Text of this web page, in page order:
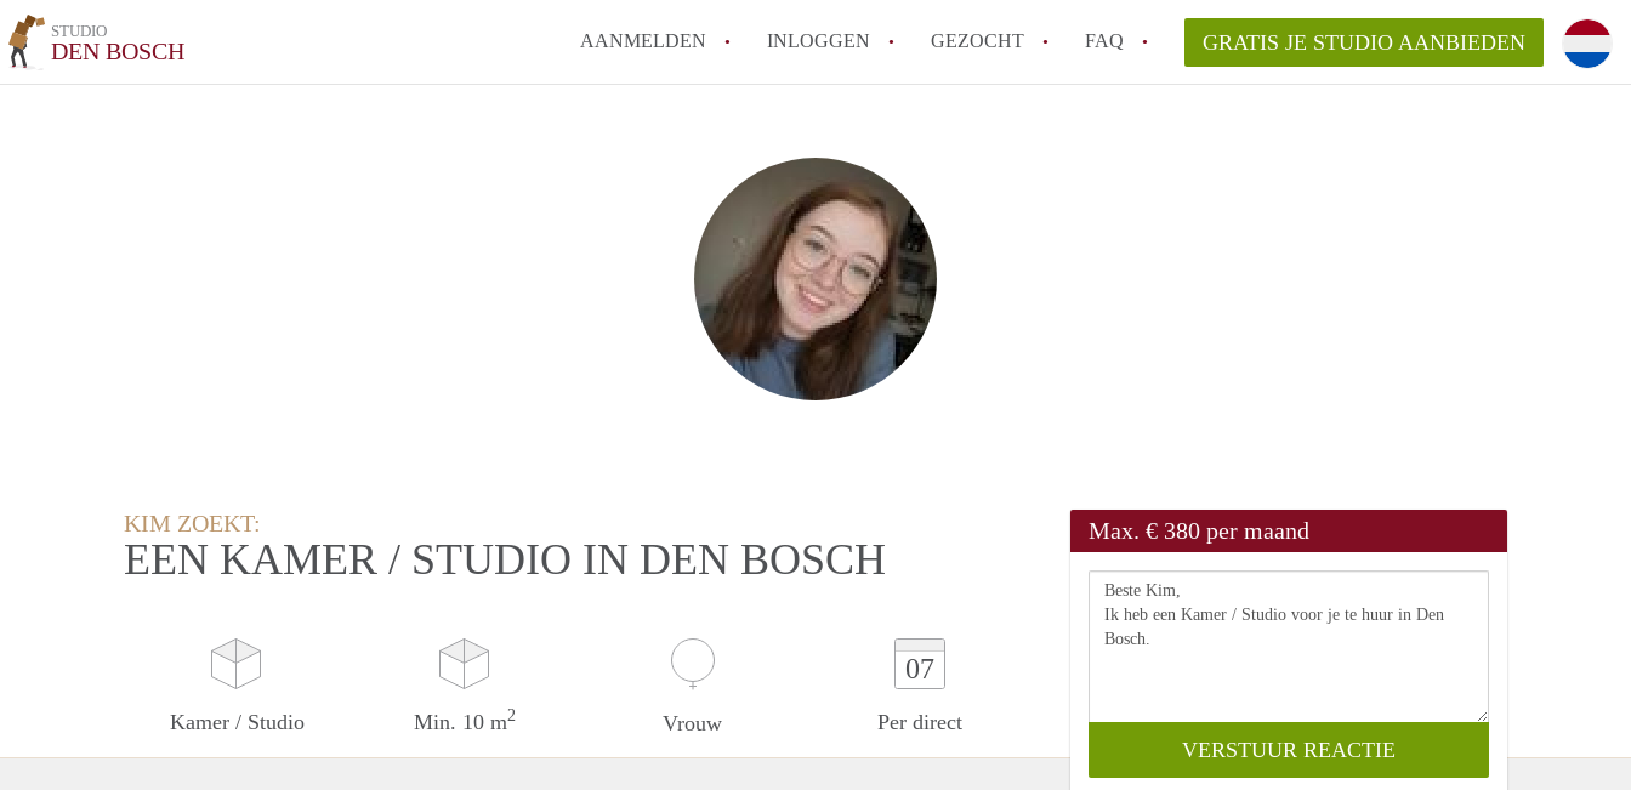
STUDIO
DEN BOSCH AANMELDEN INLOGGEN GEZOCHT FAQ
Hoeveel kost het om te reageren op een Studio in Den Bosch?
Wat is de privacyverklaring van StudioDenBosch?
Berekent StudioDenBosch makelaarsvergoeding/bemiddelingsvergoeding?
Alle veelgestelde vragen
GRATIS JE STUDIO AANBIEDEN
KIM ZOEKT:
EEN KAMER / STUDIO IN DEN BOSCH
Kamer / Studio Min. 10 m2 Vrouw
07
Per direct
Max. € 380 per maand